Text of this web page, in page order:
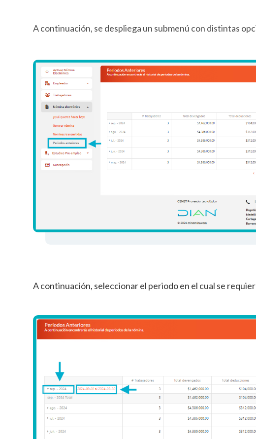
A continuación, se despliega un submenú con distintas
A continuación, seleccionar el periodo en el cual se